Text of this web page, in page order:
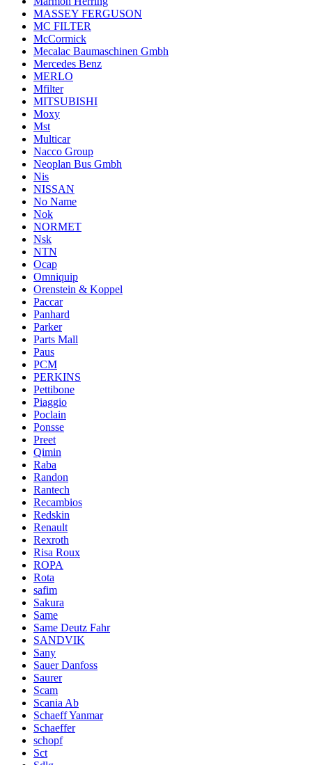
MASSEY FERGUSON
MC FILTER
McCormick
Mecalac Baumaschinen Gmbh
Mercedes Benz
MERLO
Mfilter
MITSUBISHI
Moxy
Mst
Multicar
Nacco Group
Neoplan Bus Gmbh
Nis
NISSAN
No Name
Nok
NORMET
Nsk
NTN
Ocap
Omniquip
Orenstein & Koppel
Paccar
Panhard
Parker
Parts Mall
Paus
PCM
PERKINS
Pettibone
Piaggio
Poclain
Ponsse
Preet
Qimin
Raba
Randon
Rantech
Recambios
Redskin
Renault
Rexroth
Risa Roux
ROPA
Rota
safim
Sakura
Same
Same Deutz Fahr
SANDVIK
Sany
Sauer Danfoss
Saurer
Scam
Scania Ab
Schaeff Yanmar
Schaeffer
schopf
Sct